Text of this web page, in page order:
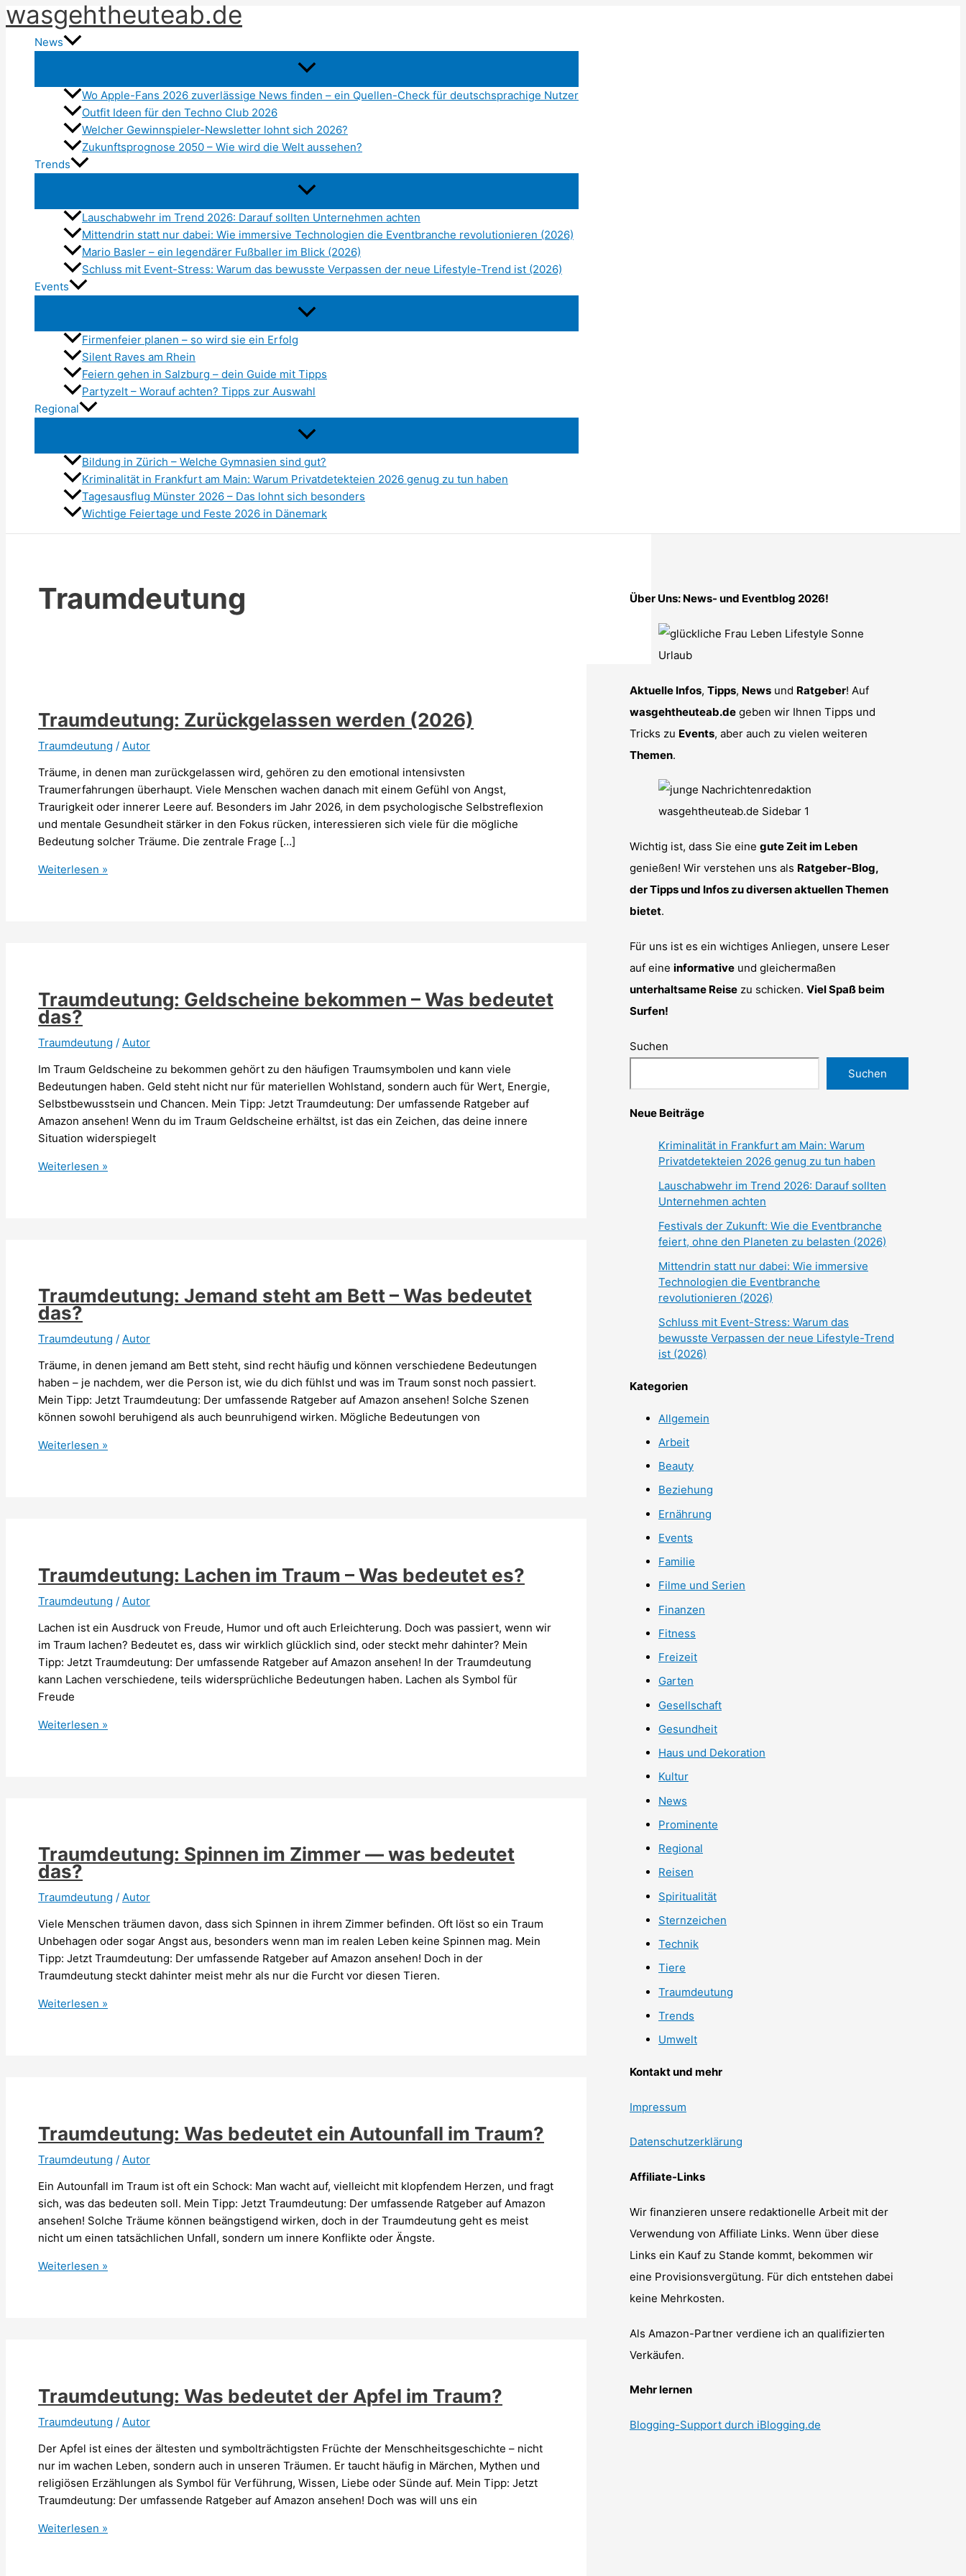
Zum
Inhalt
springen
wasgehtheuteab.de
News
Wo Apple-Fans 2026 zuverlässige News finden – ein Quellen-Check für deutschsprachige Nutzer
Outfit Ideen für den Techno Club 2026
Welcher Gewinnspieler-Newsletter lohnt sich 2026?
Zukunftsprognose 2050 – Wie wird die Welt aussehen?
Trends
Lauschabwehr im Trend 2026: Darauf sollten Unternehmen achten
Mittendrin statt nur dabei: Wie immersive Technologien die Eventbranche revolutionieren (2026)
Mario Basler – ein legendärer Fußballer im Blick (2026)
Schluss mit Event-Stress: Warum das bewusste Verpassen der neue Lifestyle-Trend ist (2026)
Events
Firmenfeier planen – so wird sie ein Erfolg
Silent Raves am Rhein
Feiern gehen in Salzburg – dein Guide mit Tipps
Partyzelt – Worauf achten? Tipps zur Auswahl
Regional
Bildung in Zürich – Welche Gymnasien sind gut?
Kriminalität in Frankfurt am Main: Warum Privatdetekteien 2026 genug zu tun haben
Tagesausflug Münster 2026 – Das lohnt sich besonders
Wichtige Feiertage und Feste 2026 in Dänemark
Traumdeutung
Traumdeutung: Zurückgelassen werden (2026)
Traumdeutung / Autor
Träume, in denen man zurückgelassen wird, gehören zu den emotional intensivsten
Traumerfahrungen überhaupt. Viele Menschen wachen danach mit einem Gefühl von Angst,
Traurigkeit oder innerer Leere auf. Besonders im Jahr 2026, in dem psychologische Selbstreflexion
und mentale Gesundheit stärker in den Fokus rücken, interessieren sich viele für die mögliche
Bedeutung solcher Träume. Die zentrale Frage […]
Traumdeutung:
Weiterlesen »
Traumdeutung: Geldscheine bekommen – Was bedeutet
das?
Traumdeutung / Autor
Im Traum Geldscheine zu bekommen gehört zu den häufigen Traumsymbolen und kann viele
Bedeutungen haben. Geld steht nicht nur für materiellen Wohlstand, sondern auch für Wert, Energie,
Selbstbewusstsein und Chancen. Mein Tipp: Jetzt Traumdeutung: Der umfassende Ratgeber auf
Amazon ansehen! Wenn du im Traum Geldscheine erhältst, ist das ein Zeichen, das deine innere
Situation widerspiegelt
Traumdeutung:
Weiterlesen »
Traumdeutung: Jemand steht am Bett – Was bedeutet
das?
Traumdeutung / Autor
Träume, in denen jemand am Bett steht, sind recht häufig und können verschiedene Bedeutungen
haben – je nachdem, wer die Person ist, wie du dich fühlst und was im Traum sonst noch passiert.
Mein Tipp: Jetzt Traumdeutung: Der umfassende Ratgeber auf Amazon ansehen! Solche Szenen
können sowohl beruhigend als auch beunruhigend wirken. Mögliche Bedeutungen von
Traumdeutung:
bedeutet
das?
Weiterlesen »
Traumdeutung: Lachen im Traum – Was bedeutet es?
Traumdeutung / Autor
Lachen ist ein Ausdruck von Freude, Humor und oft auch Erleichterung. Doch was passiert, wenn wir
im Traum lachen? Bedeutet es, dass wir wirklich glücklich sind, oder steckt mehr dahinter? Mein
Tipp: Jetzt Traumdeutung: Der umfassende Ratgeber auf Amazon ansehen! In der Traumdeutung
kann Lachen verschiedene, teils widersprüchliche Bedeutungen haben. Lachen als Symbol für
Freude
Traumdeutung:
es?
Weiterlesen »
Traumdeutung: Spinnen im Zimmer — was bedeutet
das?
Traumdeutung / Autor
Viele Menschen träumen davon, dass sich Spinnen in ihrem Zimmer befinden. Oft löst so ein Traum
Unbehagen oder sogar Angst aus, besonders wenn man im realen Leben keine Spinnen mag. Mein
Tipp: Jetzt Traumdeutung: Der umfassende Ratgeber auf Amazon ansehen! Doch in der
Traumdeutung steckt dahinter meist mehr als nur die Furcht vor diesen Tieren.
Traumdeutung:
das?
Weiterlesen »
Traumdeutung: Was bedeutet ein Autounfall im Traum?
Traumdeutung / Autor
Ein Autounfall im Traum ist oft ein Schock: Man wacht auf, vielleicht mit klopfendem Herzen, und fragt
sich, was das bedeuten soll. Mein Tipp: Jetzt Traumdeutung: Der umfassende Ratgeber auf Amazon
ansehen! Solche Träume können beängstigend wirken, doch in der Traumdeutung geht es meist
nicht um einen tatsächlichen Unfall, sondern um innere Konflikte oder Ängste.
Traumdeutung:
Weiterlesen »
Traumdeutung: Was bedeutet der Apfel im Traum?
Traumdeutung / Autor
Der Apfel ist eines der ältesten und symbolträchtigsten Früchte der Menschheitsgeschichte – nicht
nur im wachen Leben, sondern auch in unseren Träumen. Er taucht häufig in Märchen, Mythen und
religiösen Erzählungen als Symbol für Verführung, Wissen, Liebe oder Sünde auf. Mein Tipp: Jetzt
Traumdeutung: Der umfassende Ratgeber auf Amazon ansehen! Doch was will uns ein
Traumdeutung:
Weiterlesen »
Über Uns: News- und Eventblog 2026!
Aktuelle Infos, Tipps, News und Ratgeber! Auf
wasgehtheuteab.de geben wir Ihnen Tipps und
Tricks zu Events, aber auch zu vielen weiteren
Themen.
Wichtig ist, dass Sie eine gute Zeit im Leben
genießen! Wir verstehen uns als Ratgeber-Blog,
der Tipps und Infos zu diversen aktuellen Themen
bietet.
Für uns ist es ein wichtiges Anliegen, unsere Leser
auf eine informative und gleichermaßen
unterhaltsame Reise zu schicken. Viel Spaß beim
Surfen!
Suchen
Suchen
Neue Beiträge
Kriminalität in Frankfurt am Main: Warum
Privatdetekteien 2026 genug zu tun haben
Lauschabwehr im Trend 2026: Darauf sollten
Unternehmen achten
Festivals der Zukunft: Wie die Eventbranche
feiert, ohne den Planeten zu belasten (2026)
Mittendrin statt nur dabei: Wie immersive
Technologien die Eventbranche
revolutionieren (2026)
Schluss mit Event-Stress: Warum das
bewusste Verpassen der neue Lifestyle-Trend
ist (2026)
Kategorien
Allgemein
Arbeit
Beauty
Beziehung
Ernährung
Events
Familie
Filme und Serien
Finanzen
Fitness
Freizeit
Garten
Gesellschaft
Gesundheit
Haus und Dekoration
Kultur
News
Prominente
Regional
Reisen
Spiritualität
Sternzeichen
Technik
Tiere
Traumdeutung
Trends
Umwelt
Kontakt und mehr
Impressum
Datenschutzerklärung
Affiliate-Links
Wir finanzieren unsere redaktionelle Arbeit mit der
Verwendung von Affiliate Links. Wenn über diese
Links ein Kauf zu Stande kommt, bekommen wir
eine Provisionsvergütung. Für dich entstehen dabei
keine Mehrkosten.
Als Amazon-Partner verdiene ich an qualifizierten
Verkäufen.
Mehr lernen
Blogging-Support durch iBlogging.de